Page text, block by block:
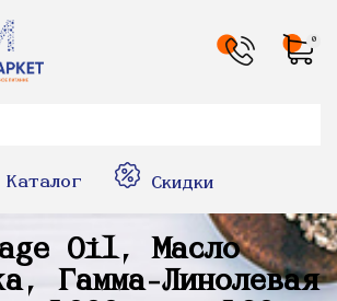
0
Каталог Скидки
Oil, Масло
Гамма-Линолевая